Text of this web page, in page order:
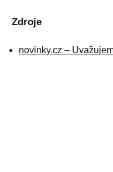
Zdroje
novinky.cz –